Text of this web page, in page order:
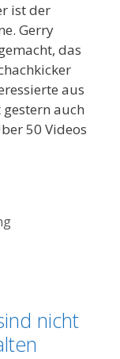
ist der
Gerry
das
aus
auch
50 Videos
nicht